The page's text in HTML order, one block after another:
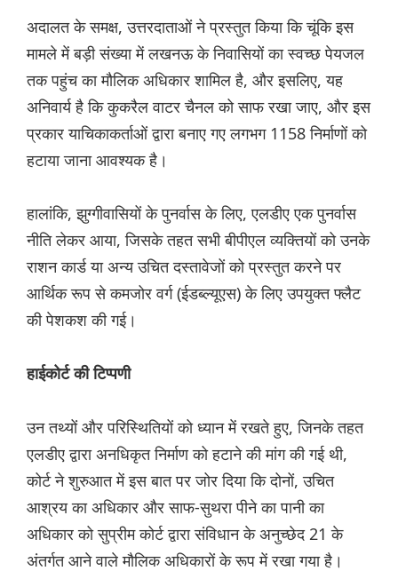
अदालत के समक्ष, उत्तरदाताओं ने प्रस्तुत किया कि चूंकि इस
मामले में बड़ी संख्या में लखनऊ के निवासियों का स्वच्छ पेयजल
तक पहुंच का मौलिक अधिकार शामिल है, और इसलिए, यह
अनिवार्य है कि कुकरैल वाटर चैनल को साफ रखा जाए, और इस
प्रकार याचिकाकर्ताओं द्वारा बनाए गए लगभग 1158 निर्माणों को
हटाया जाना आवश्यक है।
हालांकि, झुग्गीवासियों के पुनर्वास के लिए, एलडीए एक पुनर्वास
नीति लेकर आया, जिसके तहत सभी बीपीएल व्यक्तियों को उनके
राशन कार्ड या अन्य उचित दस्तावेजों को प्रस्तुत करने पर
आर्थिक रूप से कमजोर वर्ग (ईडब्ल्यूएस) के लिए उपयुक्त फ्लैट
की पेशकश की गई।
हाईकोर्ट की टिप्पणी
उन तथ्यों और परिस्थितियों को ध्यान में रखते हुए, जिनके तहत
एलडीए द्वारा अनधिकृत निर्माण को हटाने की मांग की गई थी,
कोर्ट ने शुरुआत में इस बात पर जोर दिया कि दोनों, उचित
आश्रय का अधिकार और साफ-सुथरा पीने का पानी का
अधिकार को सुप्रीम कोर्ट द्वारा संविधान के अनुच्छेद 21 के
अंतर्गत आने वाले मौलिक अधिकारों के रूप में रखा गया है।